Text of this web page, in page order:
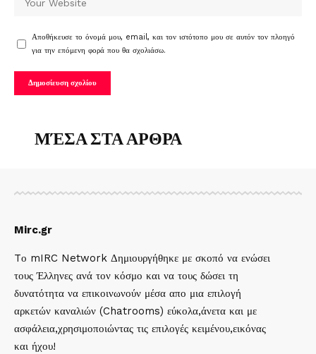
Αποθήκευσε το όνομά μου, email, και τον ιστότοπο μου σε αυτόν τον πλοηγό
για την επόμενη φορά που θα σχολιάσω.
ΜΈΣΑ ΣΤΑ ΑΡΘΡΑ
Mirc.gr
Tο mIRC Network Δημιουργήθηκε με σκοπό να ενώσει
τους Έλληνες ανά τον κόσμο και να τους δώσει τη
δυνατότητα να επικοινωνούν μέσα απο μια επιλογή
αρκετών καναλιών (Chatrooms) εύκολα,άνετα και με
ασφάλεια,χρησιμοποιώντας τις επιλογές κειμένου,εικόνας
και ήχου!